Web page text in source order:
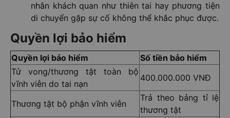
nhân khách quan như thiên tai hay phương tiện
di chuyển gặp sự cố không thể khắc phục được.
Quyền lợi bảo hiểm
Quyền lợi bảo hiểm
Số tiền bảo hiểm
Tử vong/thương tật toàn bộ
vĩnh viễn do tai nạn
400.000.000 VNĐ
Thương tật bộ phận vĩnh viễn
Trả theo bảng tỉ lệ
thương tật